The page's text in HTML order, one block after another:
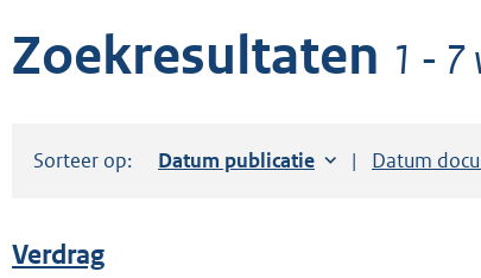
om
krijgen
Zoekresultaten 1 - 7
Sorteer op: Sorteer op:
Datum publicatie Sorteer op:
Datum
Verdrag